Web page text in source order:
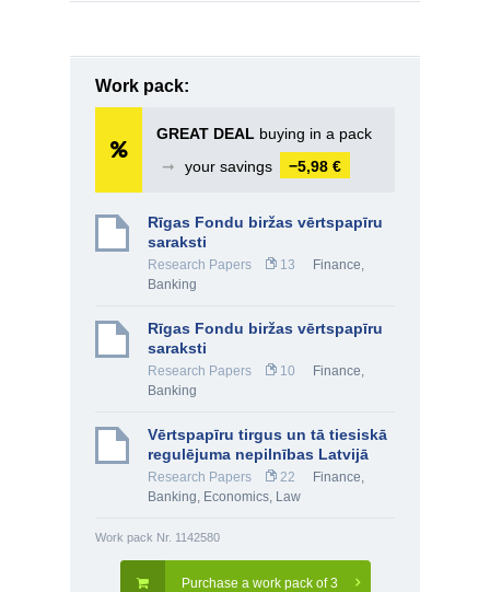
Work pack:
GREAT DEAL buying in a pack
➞
your savings −5,98 €
Rīgas Fondu biržas vērtspapīru
saraksti
Research Papers 13
Finance,
Banking
Rīgas Fondu biržas vērtspapīru
saraksti
Research Papers 10
Finance,
Banking
Vērtspapīru tirgus un tā tiesiskā
regulējuma nepilnības Latvijā
Research Papers 22
Finance,
Banking, Economics, Law
Work pack Nr. 1142580
Purchase a work pack of 3